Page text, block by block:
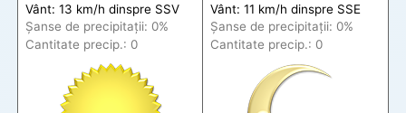
Vânt: 13 km/h dinspre SSV
Șanse de precipitații: 0%
Cantitate precip.: 0
Vânt: 11 km/h dinspre SSE
Șanse de precipitații: 0%
Cantitate precip.: 0